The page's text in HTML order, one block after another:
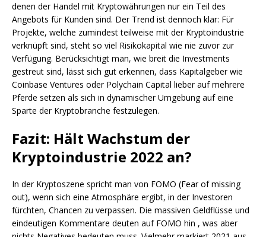
denen der Handel mit Kryptowährungen nur ein Teil des
Angebots für Kunden sind. Der Trend ist dennoch klar: Für
Projekte, welche zumindest teilweise mit der Kryptoindustrie
verknüpft sind, steht so viel Risikokapital wie nie zuvor zur
Verfügung. Berücksichtigt man, wie breit die Investments
gestreut sind, lässt sich gut erkennen, dass Kapitalgeber wie
Coinbase Ventures oder Polychain Capital lieber auf mehrere
Pferde setzen als sich in dynamischer Umgebung auf eine
Sparte der Kryptobranche festzulegen.
Fazit: Hält Wachstum der
Kryptoindustrie 2022 an?
In der Kryptoszene spricht man von FOMO (Fear of missing
out), wenn sich eine Atmosphäre ergibt, in der Investoren
fürchten, Chancen zu verpassen. Die massiven Geldflüsse und
eindeutigen Kommentare deuten auf FOMO hin , was aber